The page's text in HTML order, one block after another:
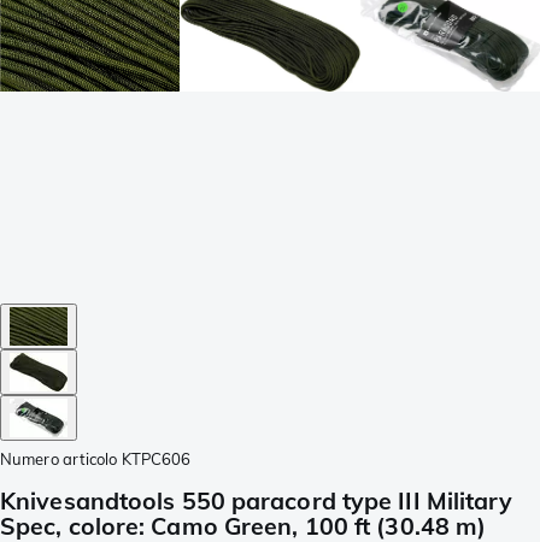
Numero articolo KTPC606
Knivesandtools 550 paracord type III Military
Spec, colore: Camo Green, 100 ft (30.48 m)